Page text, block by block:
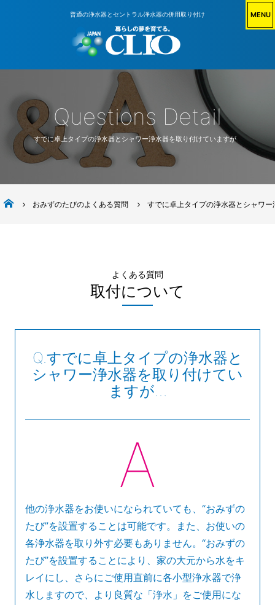
Questions Detail
すでに卓上タイプの浄水器とシャワー浄水器を取り付けていますが…
普通の浄水器とセントラル浄水器の併用取り付け MENU
株式会社日本クリオ
おみずのたびのよくある質問 すでに卓上タイプの浄水器とシャワ
よくある質問
取付について
すでに卓上タイプの浄水器と
シャワー浄水器を取り付けてい
ますが…
他の浄水器をお使いになられていても、“おみずの
たび”を設置することは可能です。また、お使いの
各浄水器を取り外す必要もありません。“おみずの
たび”を設置することにより、家の大元から水をキ
レイにし、さらにご使用直前に各小型浄水器で浄
水しますので、より良質な「浄水」をご使用にな